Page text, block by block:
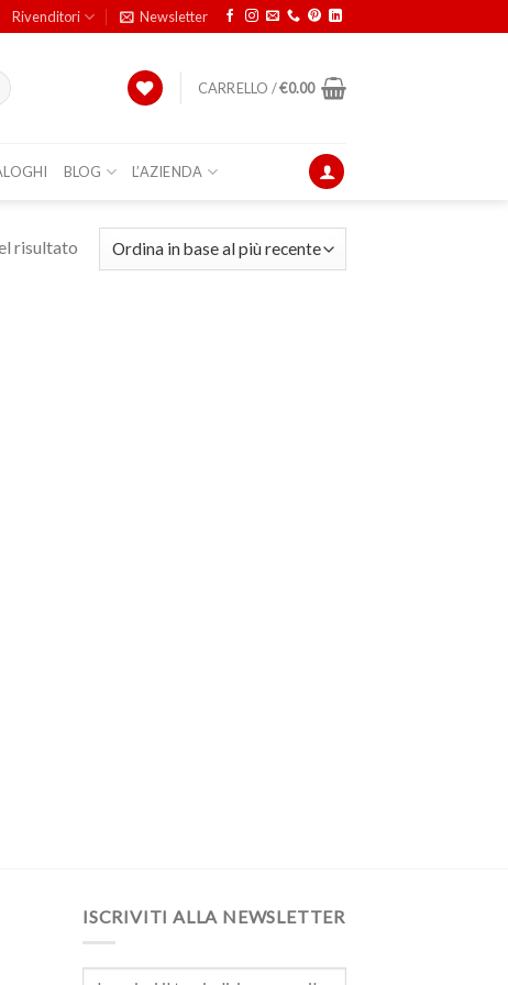
Rivenditori Newsletter
CARRELLO /€0.00
BLOG L’AZIENDA
risultato
ISCRIVITI ALLA NEWSLETTER